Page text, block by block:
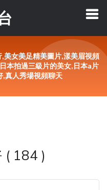
美女美足精美圖片,漾美眉視頻
本拍過三級片的美女,日本a片
,真人秀場視頻聊天
( 184 )